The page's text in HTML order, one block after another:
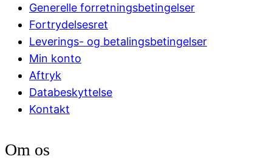
Generelle forretningsbetingelser
Fortrydelsesret
Leverings- og betalingsbetingelser
Min konto
Aftryk
Databeskyttelse
Kontakt
Om os